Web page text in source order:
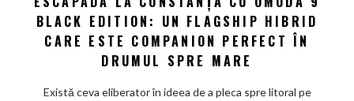
sustenabilitatea
viitorului
la
Constanța
BLACK EDITION: UN FLAGSHIP HIBRID
CARE ESTE COMPANION PERFECT ÎN
DRUMUL SPRE MARE
Există ceva eliberator în ideea de a pleca spre litoral pe